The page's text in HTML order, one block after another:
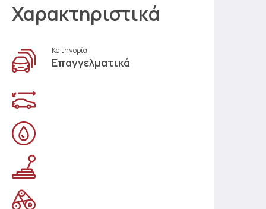
Χαρακτηριστικά
Κατηγορία
Επαγγελματικά